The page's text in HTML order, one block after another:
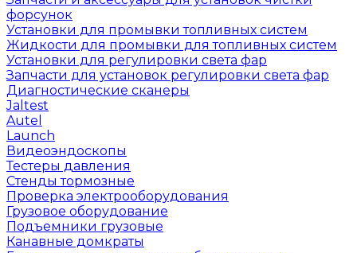
форсунок
Установки для промывки топливных систем
Жидкости для промывки для топливных систем
Установки для регулировки света фар
Запчасти для установок регулировки света фар
Диагностические сканеры
Jaltest
Autel
Launch
Видеоэндоскопы
Тестеры давления
Стенды тормозные
Проверка электрооборудования
Грузовое оборудование
Подъемники грузовые
Канавные домкраты